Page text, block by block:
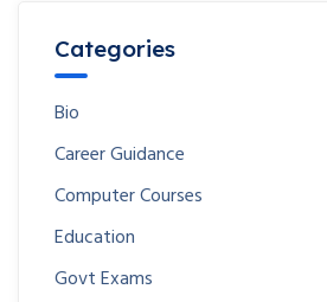
Categories
Bio
Career Guidance
Computer Courses
Education
Govt Exams